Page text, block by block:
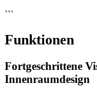
```
Funktionen
Fortgeschrittene
Innenraumdesign